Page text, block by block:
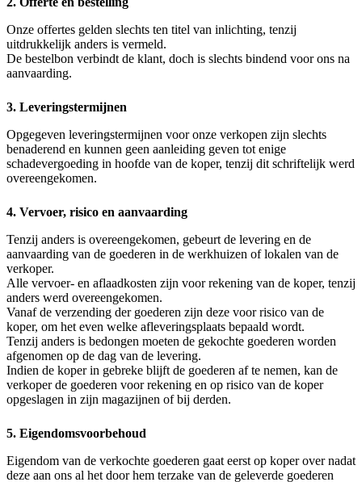
Onze offertes gelden slechts ten titel van inlichting, tenzij
uitdrukkelijk anders is vermeld.
De bestelbon verbindt de klant, doch is slechts bindend voor ons na
aanvaarding.
3. Leveringstermijnen
Opgegeven leveringstermijnen voor onze verkopen zijn slechts
benaderend en kunnen geen aanleiding geven tot enige
schadevergoeding in hoofde van de koper, tenzij dit schriftelijk werd
overeengekomen.
4. Vervoer, risico en aanvaarding
Tenzij anders is overeengekomen, gebeurt de levering en de
aanvaarding van de goederen in de werkhuizen of lokalen van de
verkoper.
Alle vervoer- en aflaadkosten zijn voor rekening van de koper, tenzij
anders werd overeengekomen.
Vanaf de verzending der goederen zijn deze voor risico van de
koper, om het even welke afleveringsplaats bepaald wordt.
Tenzij anders is bedongen moeten de gekochte goederen worden
afgenomen op de dag van de levering.
Indien de koper in gebreke blijft de goederen af te nemen, kan de
verkoper de goederen voor rekening en op risico van de koper
opgeslagen in zijn magazijnen of bij derden.
5. Eigendomsvoorbehoud
Eigendom van de verkochte goederen gaat eerst op koper over nadat
deze aan ons al het door hem terzake van de geleverde goederen